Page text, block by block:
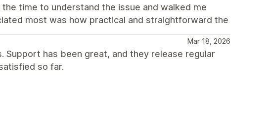
time to understand the issue and walked me
most was how practical and straightforward the
Mar 18, 2026
has been great, and they release regular
so far.